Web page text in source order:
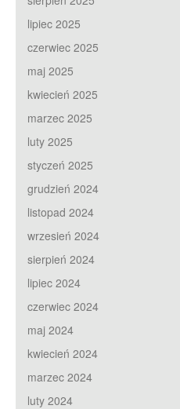
lipiec 2025
czerwiec 2025
maj 2025
kwiecień 2025
marzec 2025
luty 2025
styczeń 2025
grudzień 2024
listopad 2024
wrzesień 2024
sierpień 2024
lipiec 2024
czerwiec 2024
maj 2024
kwiecień 2024
marzec 2024
luty 2024